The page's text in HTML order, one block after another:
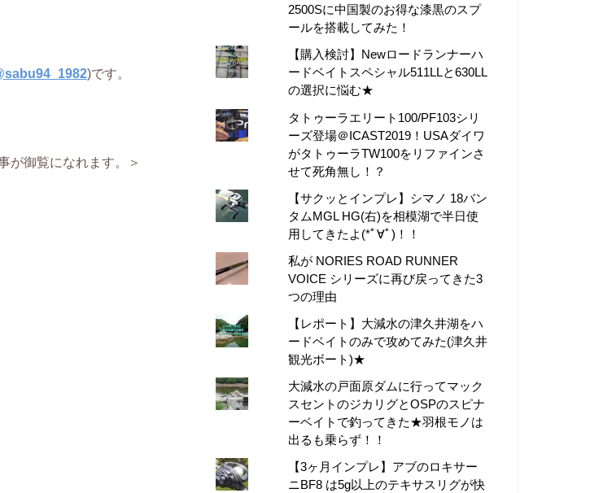
sabu94_1982)です。
が御覧になれます。＞
2500Sに中国製のお得な漆黒のスプ
ールを搭載してみた！
【購入検討】Newロードランナーハ
ードベイトスペシャル511LLと630LL
の選択に悩む★
タトゥーラエリート100/PF103シリ
ーズ登場＠ICAST2019！USAダイワ
がタトゥーラTW100をリファインさ
せて死角無し！？
【サクッとインプレ】シマノ 18バン
タムMGL HG(右)を相模湖で半日使
用してきたよ(*ﾟ∀ﾟ)！！
私が NORIES ROAD RUNNER
VOICE シリーズに再び戻ってきた3
つの理由
【レポート】大減水の津久井湖をハ
ードベイトのみで攻めてみた(津久井
観光ボート)★
大減水の戸面原ダムに行ってマック
スセントのジカリグとOSPのスピナ
ーベイトで釣ってきた★羽根モノは
出るも乗らず！！
【3ヶ月インプレ】アブのロキサー
ニBF8 は5g以上のテキサスリグが快